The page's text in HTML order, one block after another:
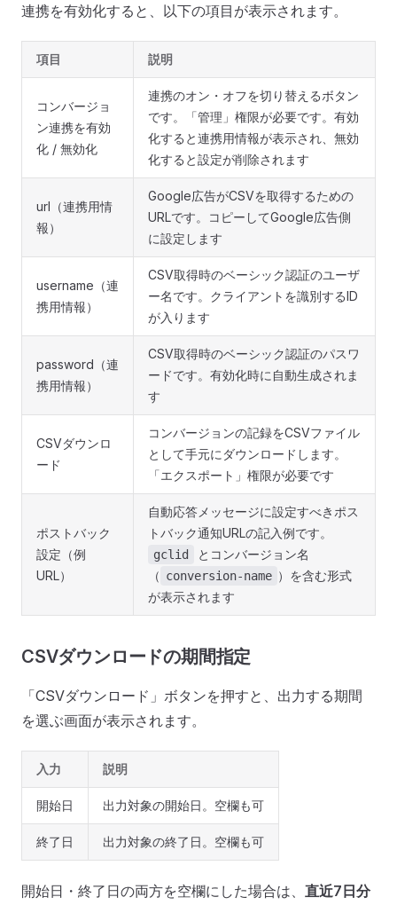
連携を有効化すると、以下の項目が表示されます。
項目 説明
コンバージョ
ン連携を有効
化 / 無効化
連携のオン・オフを切り替えるボタン
です。「管理」権限が必要です。有効
化すると連携用情報が表示され、無効
化すると設定が削除されます
url（連携用情
報）
Google広告がCSVを取得するための
URLです。コピーしてGoogle広告側
に設定します
username（連
携用情報）
CSV取得時のベーシック認証のユーザ
ー名です。クライアントを識別するID
が入ります
password（連
携用情報）
CSV取得時のベーシック認証のパスワ
ードです。有効化時に自動生成されま
す
CSVダウンロ
ード
コンバージョンの記録をCSVファイル
として手元にダウンロードします。
「エクスポート」権限が必要です
ポストバック
設定（例
URL）
自動応答メッセージに設定すべきポス
トバック通知URLの記入例です。
gclid
とコンバージョン名
（ conversion-name ）を含む形式
が表示されます
CSVダウンロードの期間指定
「CSVダウンロード」ボタンを押すと、出力する期間
を選ぶ画面が表示されます。
入力 説明
開始日 出力対象の開始日。空欄も可
終了日 出力対象の終了日。空欄も可
開始日・終了日の両方を空欄にした場合は、 直近7日分